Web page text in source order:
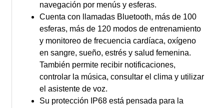
navegación por menús y esferas.
Cuenta con llamadas Bluetooth, más de 100
esferas, más de 120 modos de entrenamiento
y monitoreo de frecuencia cardíaca, oxígeno
en sangre, sueño, estrés y salud femenina.
También permite recibir notificaciones,
controlar la música, consultar el clima y utilizar
el asistente de voz.
Su protección IP68 está pensada para la